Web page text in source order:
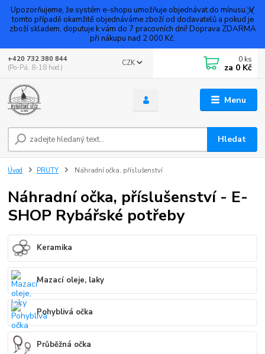
Upozorňujeme, že systém e-shopu umožňuje objednávat do mínusu. V
tomto případě okamžitě objednáváme zboží od dodavatelů a pokud je
zboží skladem, doputuje k vám do 7 pracovních dní! Doprava ZDARMA
při nákupu nad 2 000 Kč.
Menu
CZK
Hledat
+420 732 380 844
(Po-Pá, 8-18 hod.)
0 ks
za 0 Kč
Úvod PRUTY Náhradní očka, příslušenství
Náhradní očka, příslušenství - E-
SHOP Rybářské potřeby
Keramika
Mazací oleje, laky
Pohyblivá očka
Průběžná očka